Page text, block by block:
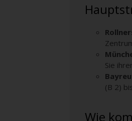
Sie
(B 2)
Wie